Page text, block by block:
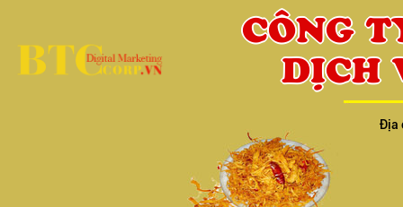
CÔNG
DỊCH
Địa